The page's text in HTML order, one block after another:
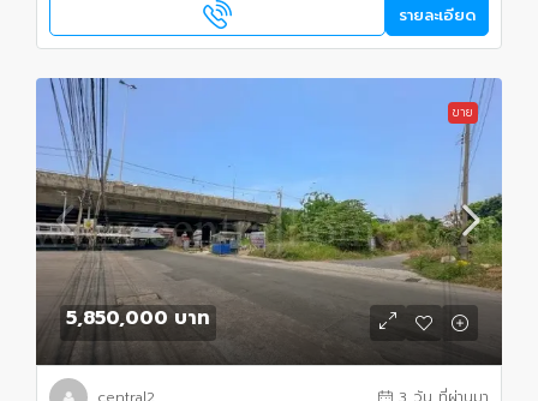
รายละเอียด
ขาย
5,850,000 บาท